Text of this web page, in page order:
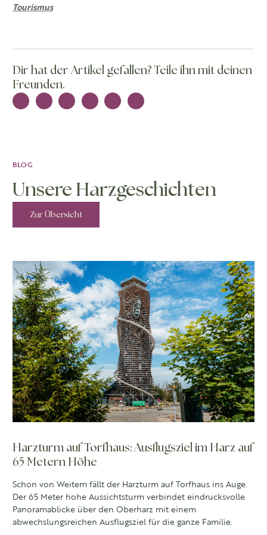
Tourismus
Dir hat der Artikel gefallen? Teile ihn mit deinen
Freunden.
BLOG
Unsere Harzgeschichten
Zur Übersicht
Harzturm auf Torfhaus: Ausflugsziel im Harz auf
65 Metern Höhe
Schon von Weitem fällt der Harzturm auf Torfhaus ins Auge.
Der 65 Meter hohe Aussichtsturm verbindet eindrucksvolle
Panoramablicke über den Oberharz mit einem
abwechslungsreichen Ausflugsziel für die ganze Familie.